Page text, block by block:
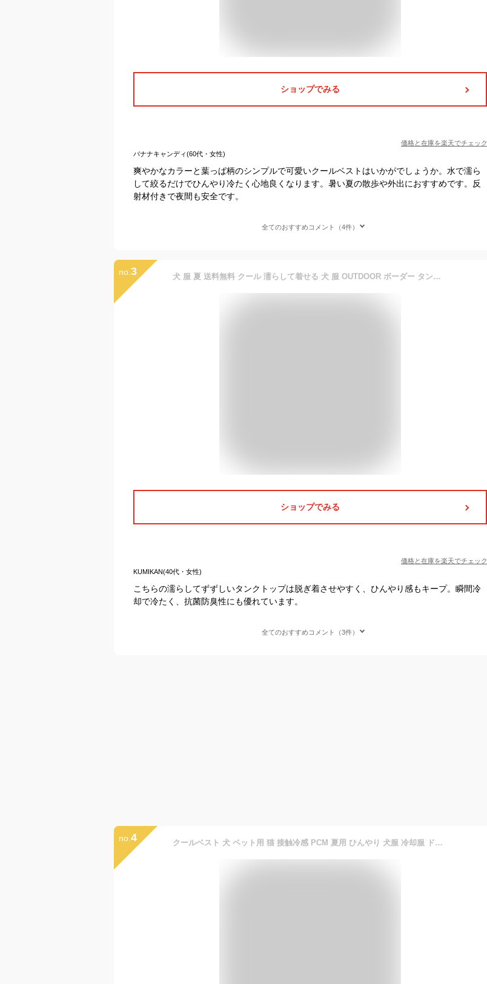
ショップでみる
価格と在庫を楽天でチェック
バナナキャンディ(60代・女性)
爽やかなカラーと葉っぱ柄のシンプルで可愛いクールベストはいかがでしょうか。水で濡ら
して絞るだけでひんやり冷たく心地良くなります。暑い夏の散歩や外出におすすめです。反
射材付きで夜間も安全です。
全てのおすすめコメント（4件）
no. 3 犬 服 夏 送料無料 クール 濡らして着せる 犬 服 OUTDOOR ボーダー タンクトップ スーパークール ウエア 小型犬 瞬間冷却 冷たい 冷たさ持続 接触冷感 日焼け対策 抗菌 防臭 犬 夏 暑さ対策 ユウランプ アウター 犬 かわいいの服ギフト
ショップでみる
価格と在庫を楽天でチェック
KUMIKAN(40代・女性)
こちらの濡らしてずずしいタンクトップは脱ぎ着させやすく、ひんやり感もキープ。瞬間冷
却で冷たく、抗菌防臭性にも優れています。
全てのおすすめコメント（3件）
no. 4 クールベスト 犬 ペット用 猫 接触冷感 PCM 夏用 ひんやり 犬服 冷却服 ドッグウェア 28度 自然凍結 電源不要 繰り返し使える 小型犬 中型 大型犬 結露しにくい サイズ調整可能 軽量 室内 屋外 散歩 アウトドア ドライブ 暑さ 熱中症対策 省エネ